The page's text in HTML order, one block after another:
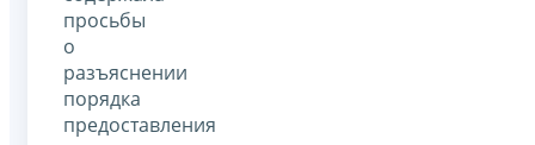
просьбы
о
разъяснении
порядка
предоставления